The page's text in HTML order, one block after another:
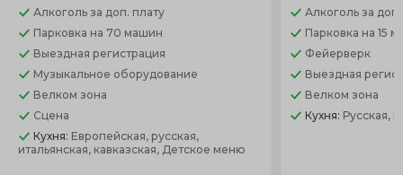
Алкоголь за доп. плату
Парковка на 70 машин
Выездная регистрация
Музыкальное оборудование
Велком зона
Сцена
Кухня: Европейская, русская,
итальянская, кавказская, Детское меню
Алкоголь за
Парковка на 15
Фейерверк
Выездная
Велком зона
Кухня: Русская,